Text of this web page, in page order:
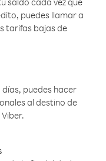
puedes llamar a
tarifas bajas de
puedes hacer
al destino de